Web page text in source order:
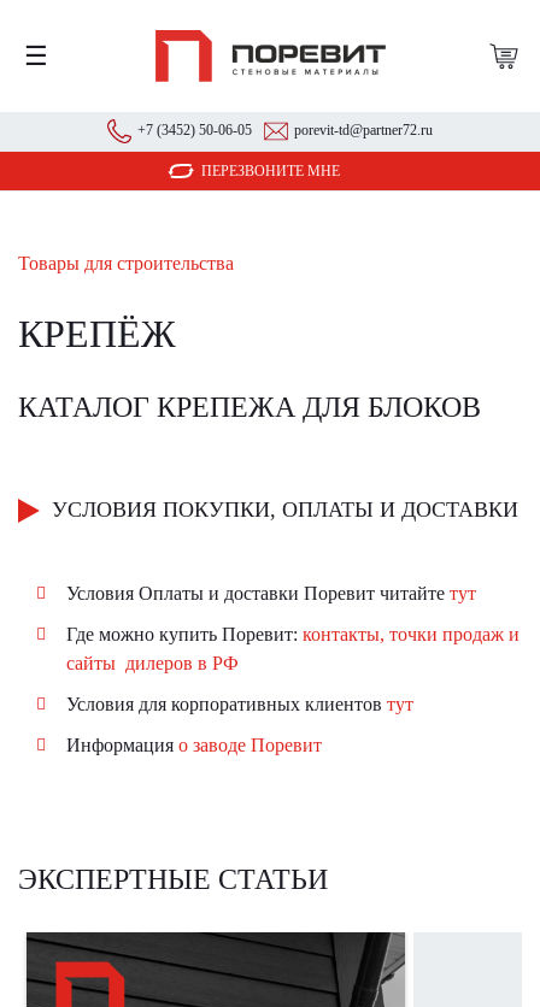
☰
+7 (3452) 50-06-05 porevit-td@partner72.ru
ПЕРЕЗВОНИТЕ МНЕ
Товары для строительства
КРЕПЁЖ
КАТАЛОГ КРЕПЕЖА ДЛЯ БЛОКОВ
УСЛОВИЯ ПОКУПКИ, ОПЛАТЫ И ДОСТАВКИ
Условия Оплаты и доставки Поревит читайте тут
Где можно купить Поревит: контакты, точки продаж и
сайты дилеров в РФ
Условия для корпоративных клиентов тут
Информация о заводе Поревит
ЭКСПЕРТНЫЕ СТАТЬИ